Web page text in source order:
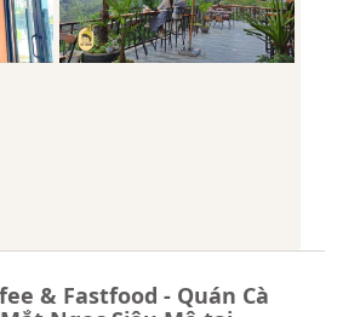
& Fastfood - Quán Cà